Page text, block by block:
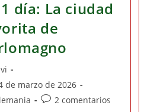
día: La ciudad
de
de marzo de 2026
Comentarios
2 comentarios